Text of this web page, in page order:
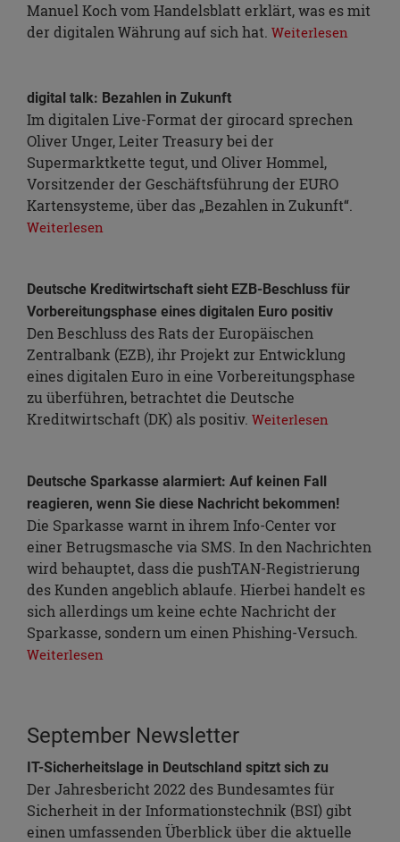
Manuel Koch vom Handelsblatt erklärt, was es mit
der digitalen Währung auf sich hat. Weiterlesen
digital talk: Bezahlen in Zukunft
Im digitalen Live-Format der girocard sprechen
Oliver Unger, Leiter Treasury bei der
Supermarktkette tegut, und Oliver Hommel,
Vorsitzender der Geschäftsführung der EURO
Kartensysteme, über das „Bezahlen in Zukunft“.
Weiterlesen
Deutsche Kreditwirtschaft sieht EZB-Beschluss für
Vorbereitungsphase eines digitalen Euro positiv
Den Beschluss des Rats der Europäischen
Zentralbank (EZB), ihr Projekt zur Entwicklung
eines digitalen Euro in eine Vorbereitungsphase
zu überführen, betrachtet die Deutsche
Kreditwirtschaft (DK) als positiv. Weiterlesen
Deutsche Sparkasse alarmiert: Auf keinen Fall
reagieren, wenn Sie diese Nachricht bekommen!
Die Sparkasse warnt in ihrem Info-Center vor
einer Betrugsmasche via SMS. In den Nachrichten
wird behauptet, dass die pushTAN-Registrierung
des Kunden angeblich ablaufe. Hierbei handelt es
sich allerdings um keine echte Nachricht der
Sparkasse, sondern um einen Phishing-Versuch.
Weiterlesen
September Newsletter
IT-Sicherheitslage in Deutschland spitzt sich zu
Der Jahresbericht 2022 des Bundesamtes für
Sicherheit in der Informationstechnik (BSI) gibt
einen umfassenden Überblick über die aktuelle